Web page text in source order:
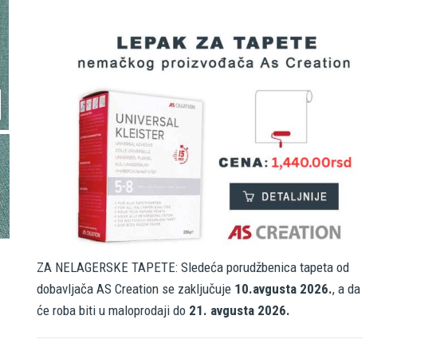
ZA NELAGERSKE TAPETE: Sledeća porudžbenica tapeta od
dobavljača AS Creation se zaključuje 10.avgusta 2026., a da
će roba biti u maloprodaji do 21. avgusta 2026.